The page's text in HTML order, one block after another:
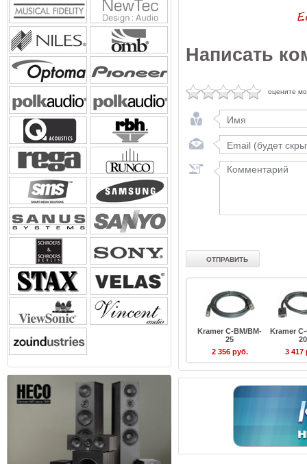
Написать
оцените
Kramer C-BM/BM-
25
2 356 руб.
Kramer
20
3 417